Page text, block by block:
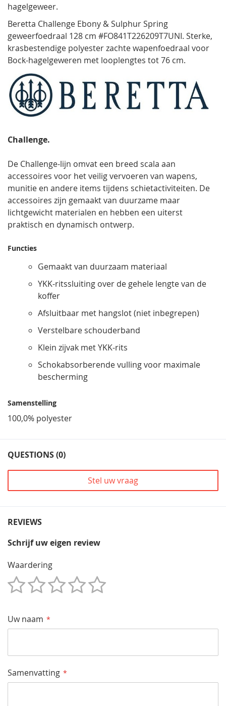
hagelgeweer.
Beretta Challenge Ebony & Sulphur Spring
geweerfoedraal 128 cm #FO841T226209T7UNI. Sterke,
krasbestendige polyester zachte wapenfoedraal voor
Bock-hagelgeweren met looplengtes tot 76 cm.
Challenge.
De Challenge-lijn omvat een breed scala aan
accessoires voor het veilig vervoeren van wapens,
munitie en andere items tijdens schietactiviteiten. De
accessoires zijn gemaakt van duurzame maar
lichtgewicht materialen en hebben een uiterst
praktisch en dynamisch ontwerp.
Functies
Gemaakt van duurzaam materiaal
YKK-ritssluiting over de gehele lengte van de
koffer
Afsluitbaar met hangslot (niet inbegrepen)
Verstelbare schouderband
Klein zijvak met YKK-rits
Schokabsorberende vulling voor maximale
bescherming
Samenstelling
100,0% polyester
QUESTIONS (0)
Stel uw vraag
REVIEWS
Schrijf uw eigen review
Waardering
Uw naam
Samenvatting